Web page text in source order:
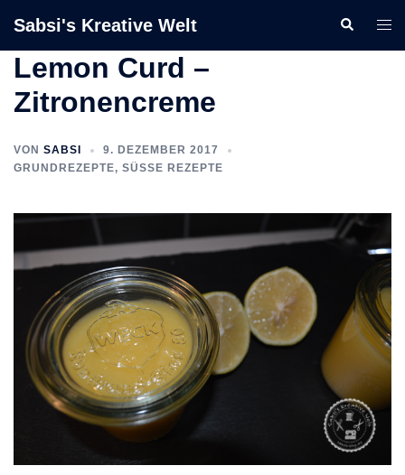
Inhalt
springen
Sabsi's Kreative Welt Suche
Lemon Curd –
Zitronencreme
VON SABSI
9. DEZEMBER 2017
GRUNDREZEPTE, SÜSSE REZEPTE